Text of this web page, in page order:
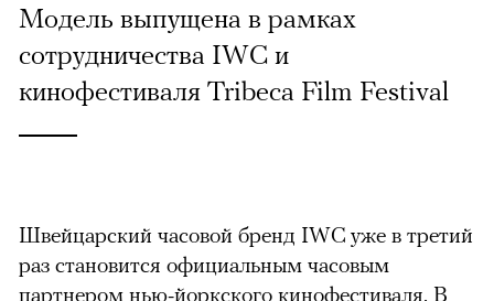
Модель выпущена в рамках
сотрудничества IWC и
кинофестиваля Tribeca Film Festival
Швейцарский часовой бренд IWC уже в третий
раз становится официальным часовым
партнером нью-йоркского кинофестиваля. В